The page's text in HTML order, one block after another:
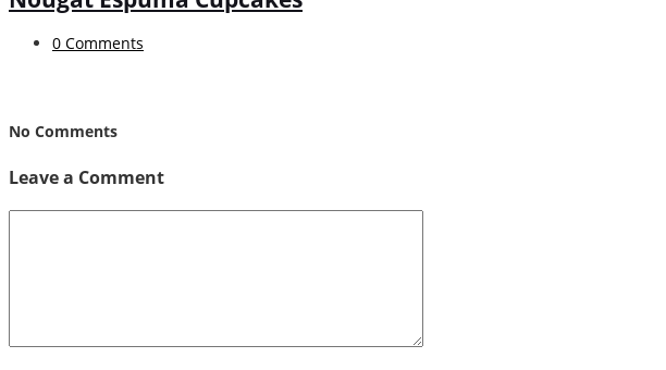
0 Comments
No Comments
Leave a Comment